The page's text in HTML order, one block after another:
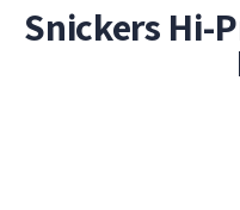
Snickers Hi-